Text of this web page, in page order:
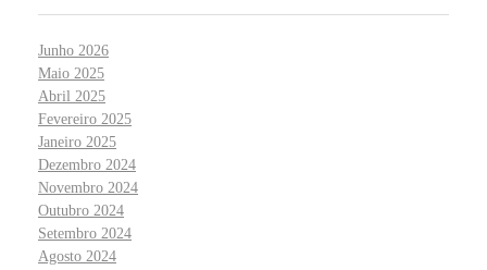
Junho 2026
Maio 2025
Abril 2025
Fevereiro 2025
Janeiro 2025
Dezembro 2024
Novembro 2024
Outubro 2024
Setembro 2024
Agosto 2024